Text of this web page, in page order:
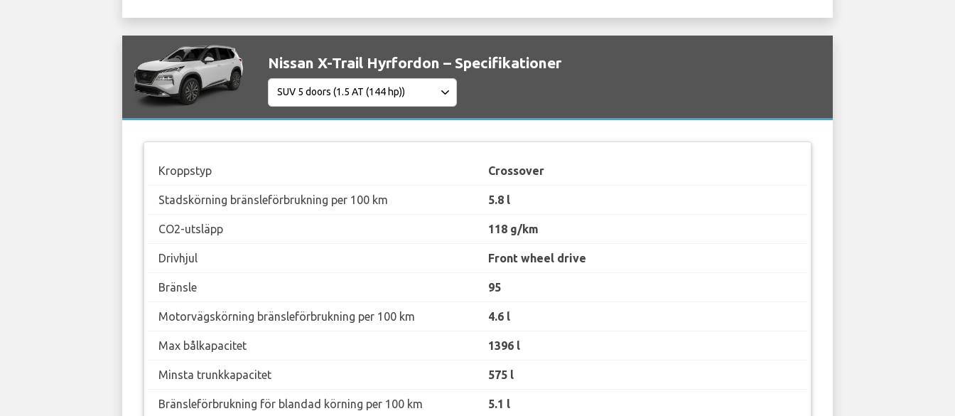
Nissan X-Trail Hyrfordon – Specifikationer
Kroppstyp Crossover
Stadskörning bränsleförbrukning per 100 km 5.8 l
CO2-utsläpp 118 g/km
Drivhjul Front wheel drive
Bränsle 95
Motorvägskörning bränsleförbrukning per 100 km 4.6 l
Max bålkapacitet 1396 l
Minsta trunkkapacitet 575 l
Bränsleförbrukning för blandad körning per 100 km 5.1 l